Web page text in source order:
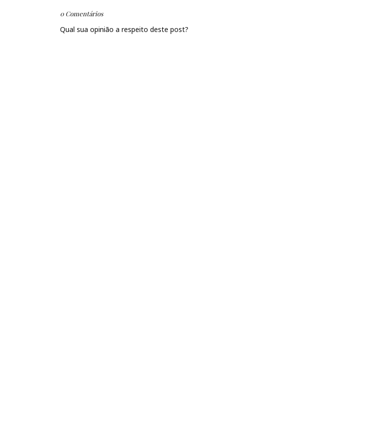
0 Comentários
Qual sua opinião a respeito deste post?